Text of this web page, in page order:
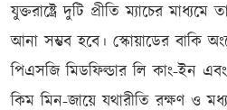
যুক্তরাষ্ট্রে দুটি প্রীতি ম্যাচের
আনা সম্ভব হবে। স্কোয়াডের বাকি
পিএসজি মিডফিল্ডার লি কাং-ইন এবং
কিম মিন-জায়ে যথারীতি রক্ষণ ও